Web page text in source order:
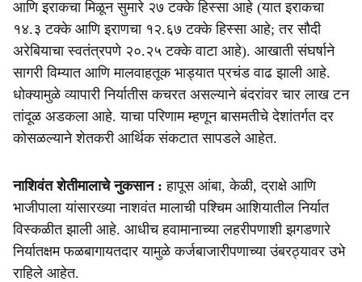
आणि इराकचा मिळून सुमारे २७ टक्के हिस्सा आहे (यात इराकचा
१४.३ टक्के आणि इराणचा १२.६७ टक्के हिस्सा आहे; तर सौदी
अरेबियाचा स्वतंत्रपणे २०.२५ टक्के वाटा आहे). आखाती संघर्षाने
सागरी विम्यात आणि मालवाहतूक भाड्यात प्रचंड वाढ झाली आहे.
धोक्यामुळे व्यापारी निर्यातीस कचरत असल्याने बंदरांवर चार लाख टन
तांदूळ अडकला आहे. याचा परिणाम म्हणून बासमतीचे देशांतर्गत दर
कोसळल्याने शेतकरी आर्थिक संकटात सापडले आहेत.
नाशिवंत शेतीमालाचे नुकसान : हापूस आंबा, केळी, द्राक्षे आणि
भाजीपाला यांसारख्या नाशवंत मालाची पश्चिम आशियातील निर्यात
विस्कळीत झाली आहे. आधीच हवामानाच्या लहरीपणाशी झगडणारे
निर्यातक्षम फळबागायतदार यामुळे कर्जबाजारीपणाच्या उंबरठ्यावर उभे
राहिले आहेत.